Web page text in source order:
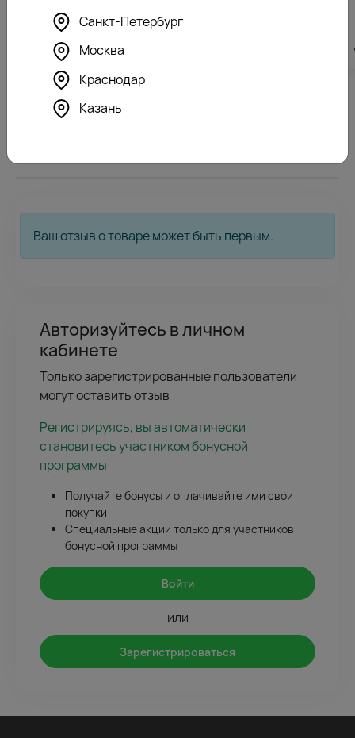
25310 ₽
Ваш отзыв о товаре может быть первым.
Авторизуйтесь в личном
кабинете
Только зарегистрированные пользователи
могут оставить отзыв
Регистрируясь, вы автоматически
становитесь участником бонусной
программы
Получайте бонусы и оплачивайте ими свои
покупки
Специальные акции только для участников
бонусной программы
Войти
или
Зарегистрироваться
Санкт-Петербург
Москва
Краснодар
Казань